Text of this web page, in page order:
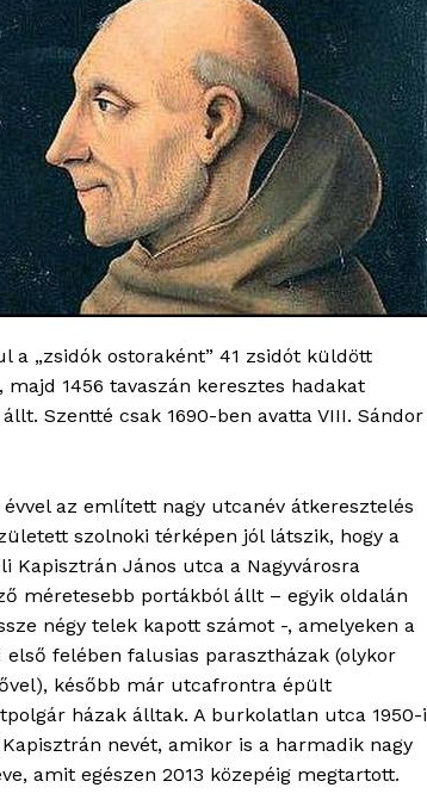
Hasznos
Előfizetés
Kapcsolat
Adatkezelési tájékoztató
Hirdetés
a „zsidók ostoraként” 41 zsidót küldött
1456 tavaszán keresztes hadakat
Szentté csak 1690-ben avatta VIII. Sándor
évvel az említett nagy utcanév átkeresztelés
szolnoki térképen jól látszik, hogy a
Kapisztrán János utca a Nagyvárosra
méretesebb portákból állt – egyik oldalán
négy telek kapott számot -, amelyeken a
első felében falusias parasztházak (olykor
később már utcafrontra épült
házak álltak. A burkolatlan utca 1950-
nevét, amikor is a harmadik nagy
amit egészen 2013 közepéig megtartott.